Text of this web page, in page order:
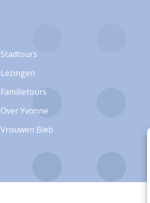
Stadtours
Lezingen
Familietours
Over Yvonne
Vrouwen Bieb